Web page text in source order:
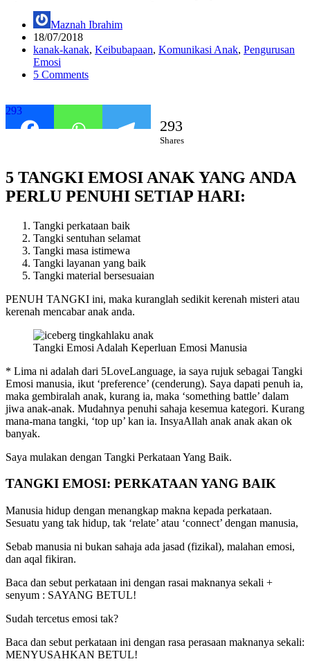
Maznah Ibrahim
18/07/2018
kanak-kanak, Keibubapaan, Komunikasi Anak, Pengurusan
Emosi
5 Comments
293
293
Shares
5 TANGKI EMOSI ANAK YANG ANDA
PERLU PENUHI SETIAP HARI:
Tangki perkataan baik
Tangki sentuhan selamat
Tangki masa istimewa
Tangki layanan yang baik
Tangki material bersesuaian
PENUH TANGKI ini, maka kuranglah sedikit kerenah misteri atau
kerenah mencabar anak anda.
Tangki Emosi Adalah Keperluan Emosi Manusia
* Lima ni adalah dari 5LoveLanguage, ia saya rujuk sebagai Tangki
Emosi manusia, ikut ‘preference’ (cenderung). Saya dapati penuh ia,
maka gembiralah anak, kurang ia, maka ‘something battle’ dalam
jiwa anak-anak. Mudahnya penuhi sahaja kesemua kategori. Kurang
mana-mana tangki, ‘top up’ kan ia. InsyaAllah anak anak akan ok
banyak.
Saya mulakan dengan Tangki Perkataan Yang Baik.
TANGKI EMOSI: PERKATAAN YANG BAIK
Manusia hidup dengan menangkap makna kepada perkataan.
Sesuatu yang tak hidup, tak ‘relate’ atau ‘connect’ dengan manusia,
Sebab manusia ni bukan sahaja ada jasad (fizikal), malahan emosi,
dan aqal fikiran.
Baca dan sebut perkataan ini dengan rasai maknanya sekali +
senyum : SAYANG BETUL!
Sudah tercetus emosi tak?
Baca dan sebut perkataan ini dengan rasa perasaan maknanya sekali:
MENYUSAHKAN BETUL!